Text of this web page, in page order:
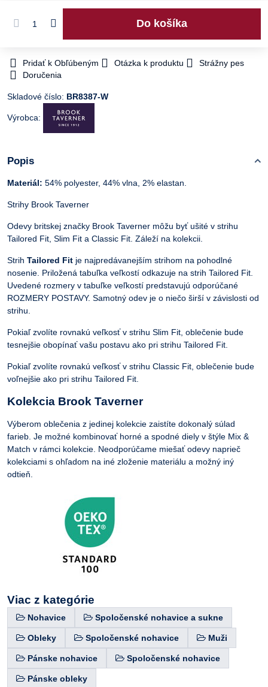
Do košíka
Pridať k Obľúbeným Otázka k produktu
Strážny pes
Doručenia
Skladové číslo: BR8387-W
Výrobca:
Popis
Materiál: 54% polyester, 44% vlna, 2% elastan.
Strihy Brook Taverner
Odevy britskej značky Brook Taverner môžu byť ušité v strihu
Tailored Fit, Slim Fit a Classic Fit. Záleží na kolekcii.
Strih Tailored Fit je najpredávanejším strihom na pohodlné
nosenie. Priložená tabuľka veľkostí odkazuje na strih Tailored Fit.
Uvedené rozmery v tabuľke veľkostí predstavujú odporúčané
ROZMERY POSTAVY. Samotný odev je o niečo širší v závislosti od
strihu.
Pokiaľ zvolíte rovnakú veľkosť v strihu Slim Fit, oblečenie bude
tesnejšie obopínať vašu postavu ako pri strihu Tailored Fit.
Pokiaľ zvolíte rovnakú veľkosť v strihu Classic Fit, oblečenie bude
voľnejšie ako pri strihu Tailored Fit.
Kolekcia Brook Taverner
Výberom oblečenia z jedinej kolekcie zaistíte dokonalý súlad
farieb. Je možné kombinovať horné a spodné diely v štýle Mix &
Match v rámci kolekcie. Neodporúčame miešať odevy naprieč
kolekciami s ohľadom na iné zloženie materiálu a možný iný
odtieň.
Viac z kategórie
Nohavice Spoločenské nohavice a sukne
Obleky Spoločenské nohavice Muži
Pánske nohavice Spoločenské nohavice
Pánske obleky